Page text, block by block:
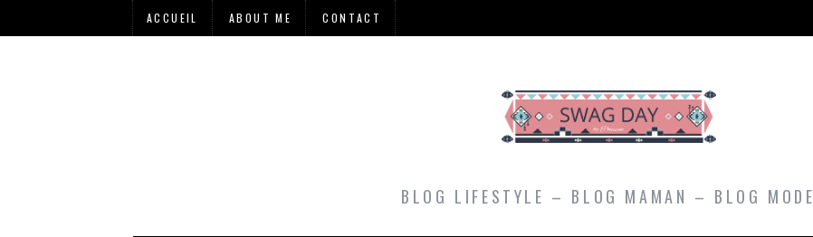
ACCUEIL ABOUT ME CONTACT
BLOG LIFESTYLE – BLOG MAMAN – BLOG MODE